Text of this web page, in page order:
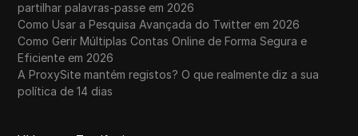
partilhar palavras-passe em 2026
Como Usar a Pesquisa Avançada do Twitter em 2026
Como Gerir Múltiplas Contas Online de Forma Segura e
Eficiente em 2026
A ProxySite mantém registos? O que realmente diz a sua
política de 14 dias